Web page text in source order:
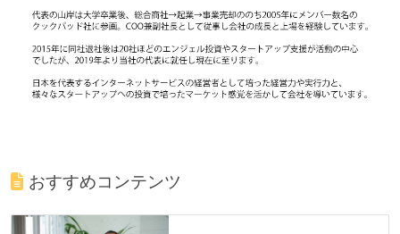
おすすめコンテンツ